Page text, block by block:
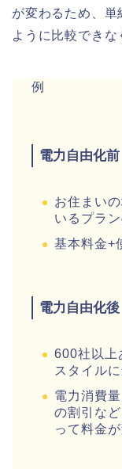
が変わるため、単
ように比較できな
例
電力自由化前
お住まい
いるプラ
基本料金+
電力自由化後
600社以上
スタイル
電力消費
の割引な
って料金